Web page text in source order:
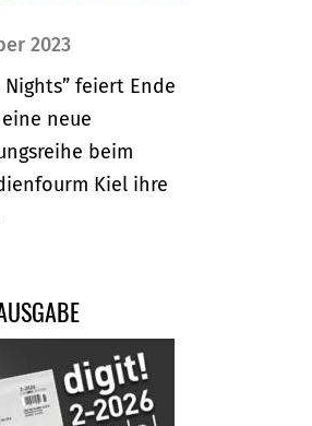
2023
feiert Ende
neue
beim
Kiel ihre